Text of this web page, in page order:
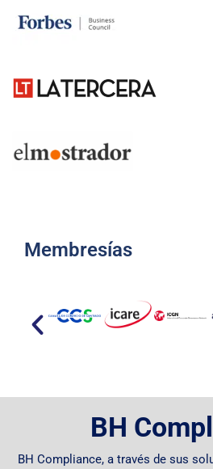
Membresías​
BH
BH Compliance, a través de sus